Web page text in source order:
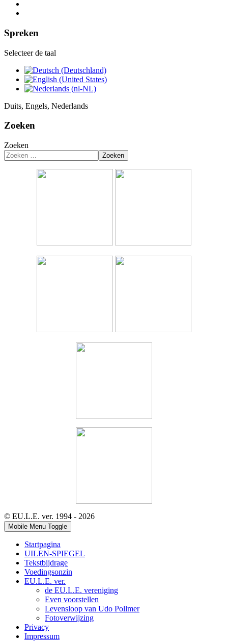
Spreken
Selecteer de taal
Duits, Engels, Nederlands
Zoeken
Zoeken
Zoeken
© EU.L.E. ver. 1994 - 2026
Mobile Menu Toggle
Startpagina
UILEN-SPIEGEL
Tekstbijdrage
Voedingsonzin
EU.L.E. ver.
de EU.L.E. vereniging
Even voorstellen
Levensloop van Udo Pollmer
Fotoverwijzing
Privacy
Impressum